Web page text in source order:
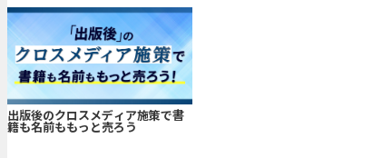
出版後のクロスメディア施策で書
籍も名前ももっと売ろう